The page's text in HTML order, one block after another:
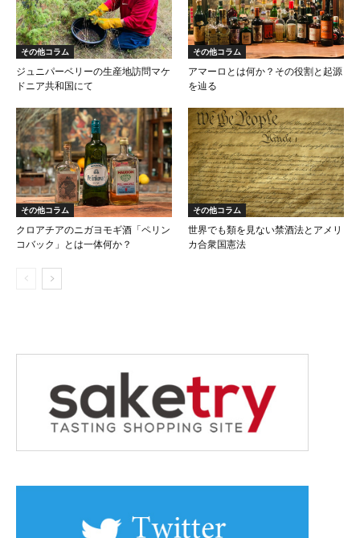
その他コラム
ジュニパーベリーの生産地訪問マケ
ドニア共和国にて
その他コラム
アマーロとは何か？その役割と起源
を辿る
その他コラム
クロアチアのニガヨモギ酒「ペリン
コバック」とは一体何か？
その他コラム
世界でも類を見ない禁酒法とアメリ
カ合衆国憲法